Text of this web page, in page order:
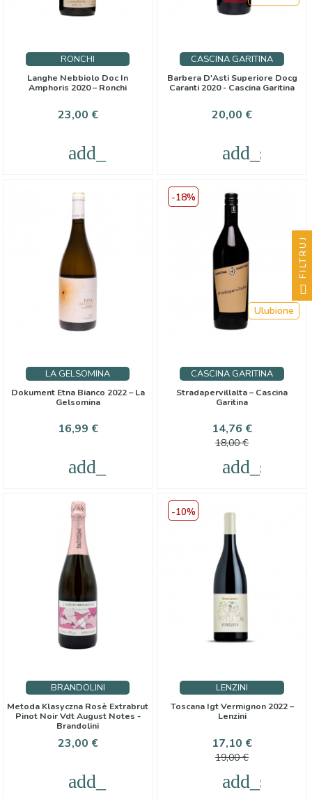
RONCHI
Langhe Nebbiolo Doc In
Amphoris 2020 – Ronchi
Cena
23,00 €
add_shopping_cart
CASCINA GARITINA
Barbera D'Asti Superiore Docg
Caranti 2020 - Cascina Garitina
Cena
20,00 €
LA GELSOMINA
Dokument Etna Bianco 2022 – La
Gelsomina
Cena
16,99 €
add_shopping_cart
CASCINA GARITINA
Stradapervillalta – Cascina
Garitina
Cena
14,76 €Cena
18,00 €
Ulubione
-18%
BRANDOLINI
Metoda Klasyczna Rosè Extrabrut
Pinot Noir Vdt August Notes -
Brandolini
Cena
23,00 €
add_shopping_cart
LENZINI
Toscana Igt Vermignon 2022 –
Lenzini
Cena
17,10 €Cena
19,00 €
-10%
FILTRUJ